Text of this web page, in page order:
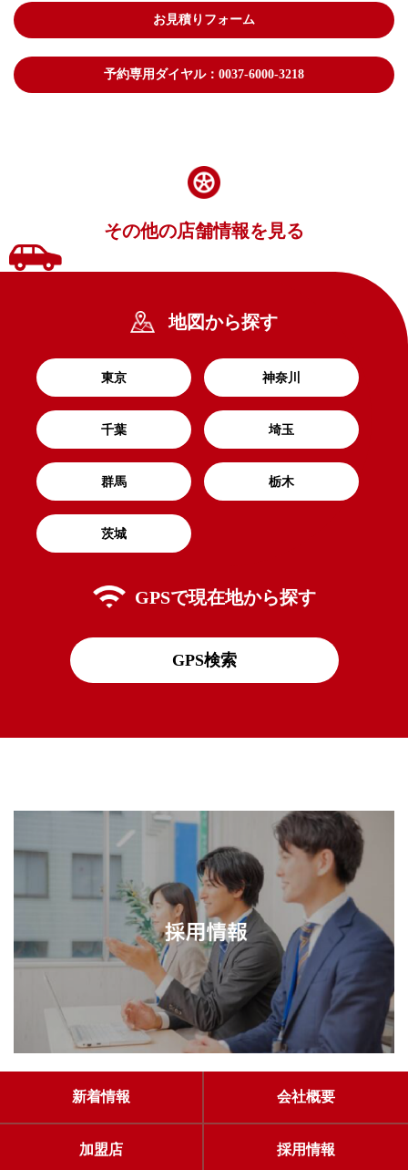
お見積りフォーム
予約専用ダイヤル：0037-6000-3218
その他の店舗情報を見る
地図から探す
東京 神奈川
千葉 埼玉
群馬 栃木
茨城
GPSで現在地から探す
GPS検索
新着情報 会社概要
加盟店 採用情報